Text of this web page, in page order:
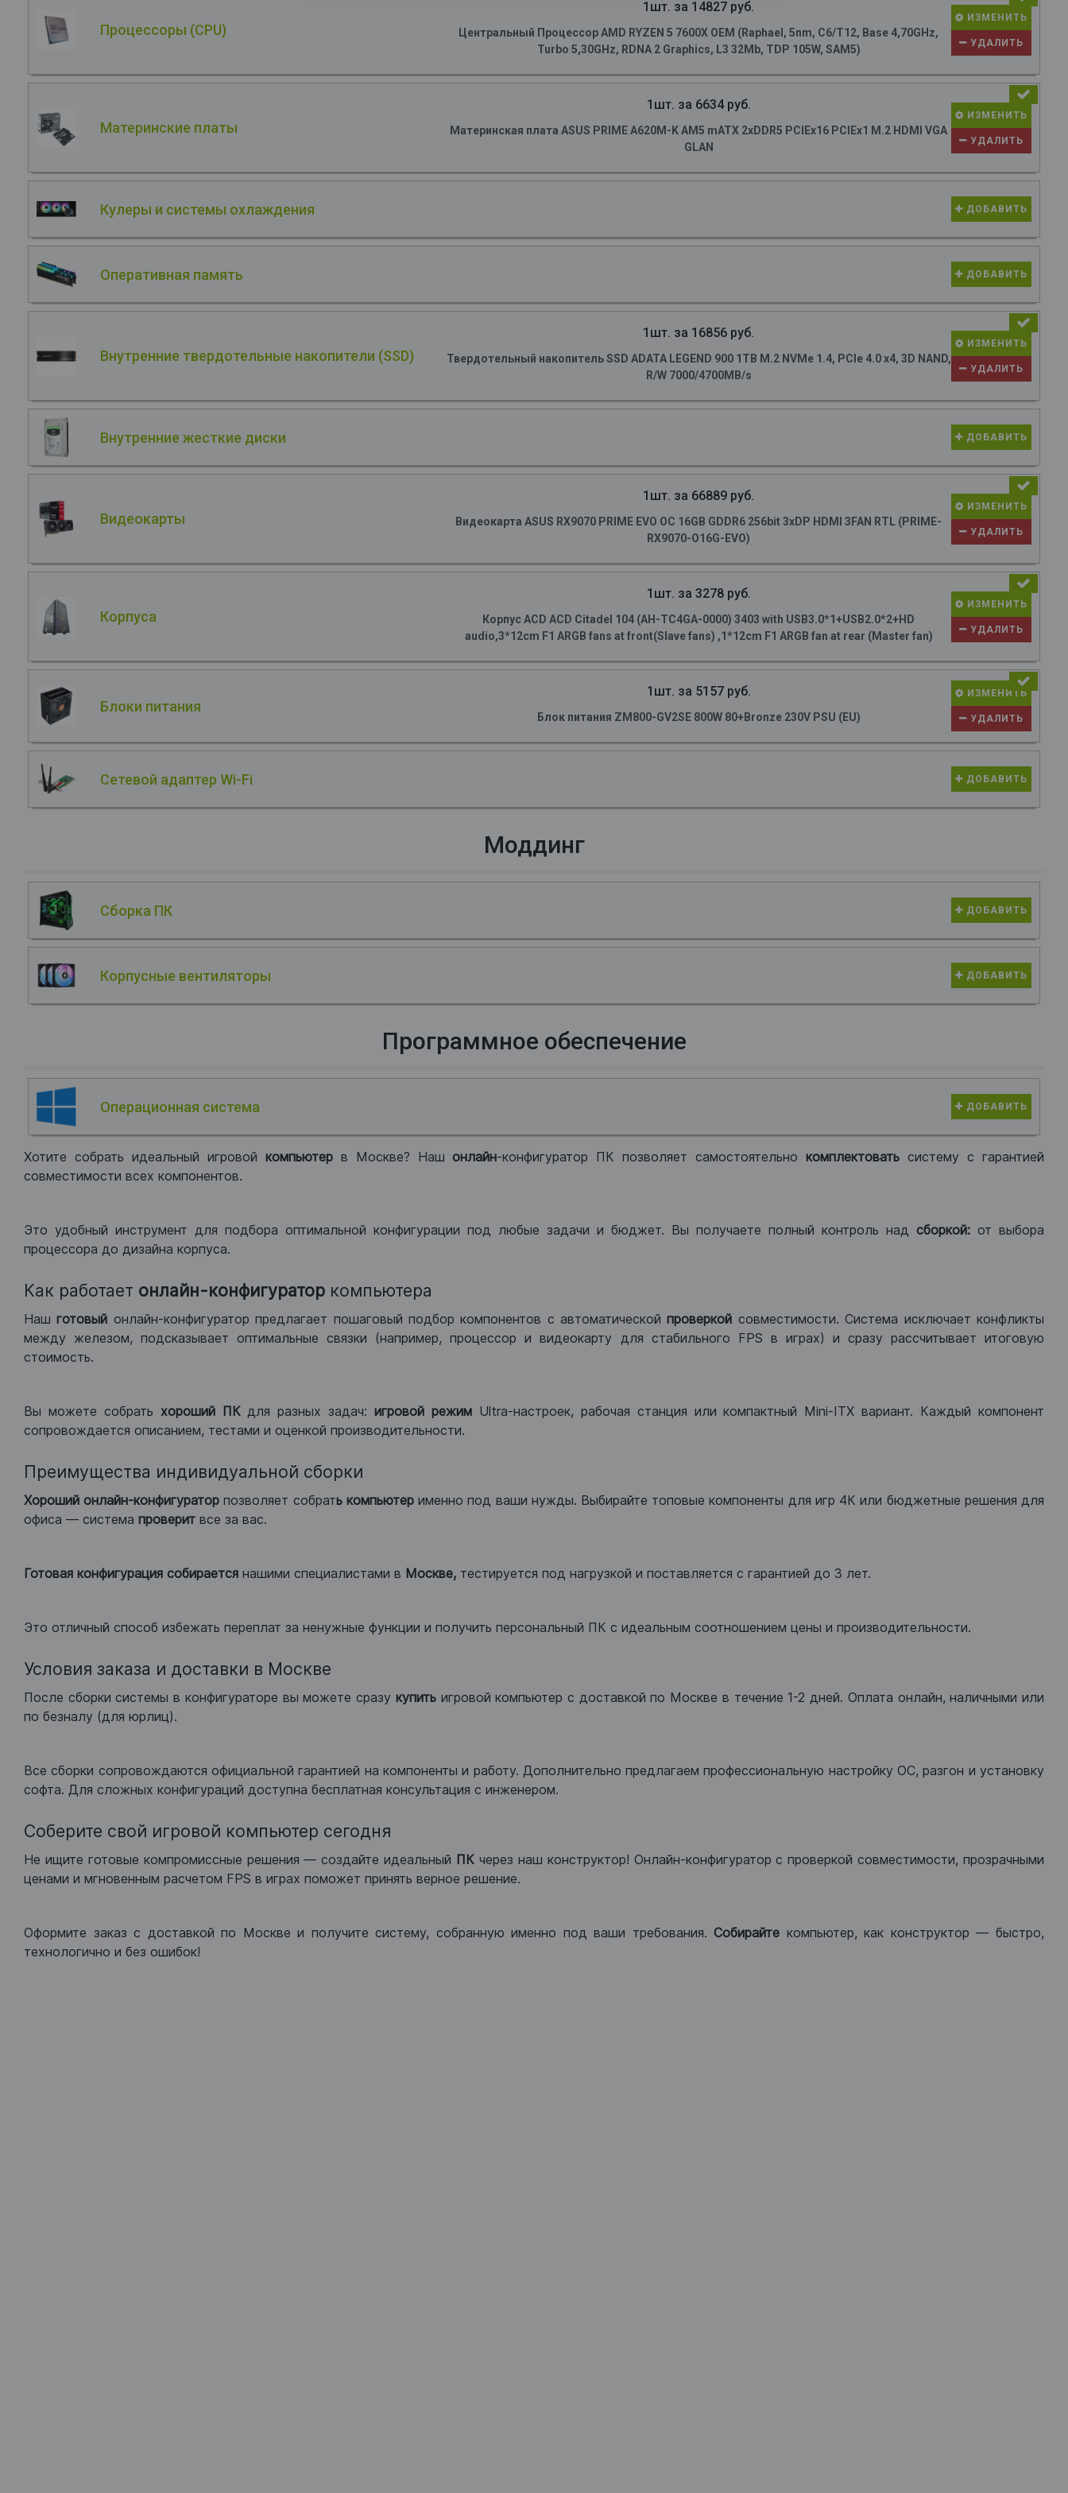
Процессоры (CPU)
1шт. за 14827 руб.
Центральный Процессор AMD RYZEN 5 7600X OEM (Raphael, 5nm, C6/T12, Base 4,70GHz,
Turbo 5,30GHz, RDNA 2 Graphics, L3 32Mb, TDP 105W, SAM5)
ИЗМЕНИТЬ
УДАЛИТЬ
Материнские платы
1шт. за 6634 руб.
Материнская плата ASUS PRIME A620M-K AM5 mATX 2xDDR5 PCIEx16 PCIEx1 M.2 HDMI VGA
GLAN
ИЗМЕНИТЬ
УДАЛИТЬ
Кулеры и системы охлаждения ДОБАВИТЬ
Оперативная память ДОБАВИТЬ
Внутренние твердотельные накопители (SSD)
1шт. за 16856 руб.
Твердотельный накопитель SSD ADATA LEGEND 900 1TB M.2 NVMe 1.4, PCIe 4.0 x4, 3D NAND,
R/W 7000/4700MB/s
ИЗМЕНИТЬ
УДАЛИТЬ
Внутренние жесткие диски ДОБАВИТЬ
Видеокарты
1шт. за 66889 руб.
Видеокарта ASUS RX9070 PRIME EVO OC 16GB GDDR6 256bit 3xDP HDMI 3FAN RTL (PRIME-
RX9070-O16G-EVO)
ИЗМЕНИТЬ
УДАЛИТЬ
Корпуса
1шт. за 3278 руб.
Корпус ACD ACD Citadel 104 (AH-TC4GA-0000) 3403 with USB3.0*1+USB2.0*2+HD
audio,3*12cm F1 ARGB fans at front(Slave fans) ,1*12cm F1 ARGB fan at rear (Master fan)
ИЗМЕНИТЬ
УДАЛИТЬ
Блоки питания
1шт. за 5157 руб.
Блок питания ZM800-GV2SE 800W 80+Bronze 230V PSU (EU)
ИЗМЕНИТЬ
УДАЛИТЬ
Сетевой адаптер Wi-Fi ДОБАВИТЬ
Моддинг
Сборка ПК ДОБАВИТЬ
Корпусные вентиляторы ДОБАВИТЬ
Программное обеспечение
Операционная система ДОБАВИТЬ
Хотите собрать идеальный игровой компьютер в Москве? Нашонлайн-конфигуратор ПК позволяет самостоятельно комплектоватьсистему с гарантией
совместимости всех компонентов.
Это удобный инструмент для подбора оптимальной конфигурации под любые задачи и бюджет. Вы получаете полный контроль над сборкой: от выбора
процессора до дизайна корпуса.
Как работает онлайн-конфигуратор компьютера
Нашготовый онлайн-конфигуратор предлагает пошаговый подбор компонентов с автоматическойпроверкой совместимости. Система исключает конфликты
между железом, подсказывает оптимальные связки (например, процессор и видеокарту для стабильного FPS в играх) и сразу рассчитывает итоговую
стоимость.
Вы можете собрать хороший ПКдля разных задач:игровой режим Ultra-настроек, рабочая станция или компактный Mini-ITX вариант. Каждый компонент
сопровождается описанием, тестами и оценкой производительности.
Преимущества индивидуальной сборки
Хороший онлайн-конфигуратор позволяет собрать компьютерименно под ваши нужды. Выбирайте топовые компоненты для игр 4К или бюджетные решения для
офиса — система проверит все за вас.
Готовая конфигурация собирается нашими специалистами в Москве, тестируется под нагрузкой и поставляется с гарантией до 3 лет.
Это отличный способ избежать переплат за ненужные функции и получить персональный ПК с идеальным соотношением цены и производительности.
Условия заказа и доставки в Москве
После сборки системы в конфигураторе вы можете сразу купитьигровой компьютер с доставкой по Москве в течение 1-2 дней. Оплата онлайн, наличными или
по безналу (для юрлиц).
Все сборки сопровождаются официальной гарантией на компоненты и работу. Дополнительно предлагаем профессиональную настройку ОС, разгон и установку
софта. Для сложных конфигураций доступна бесплатная консультация с инженером.
Соберите свой игровой компьютер сегодня
Не ищите готовые компромиссные решения — создайте идеальный ПК через наш конструктор! Онлайн-конфигуратор с проверкой совместимости, прозрачными
ценами и мгновенным расчетом FPS в играх поможет принять верное решение.
Оформите заказ с доставкой по Москве и получите систему, собранную именно под ваши требования.Собирайте компьютер, как конструктор — быстро,
технологично и без ошибок!